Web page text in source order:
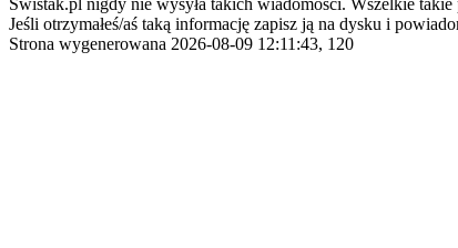
Świstak.pl nigdy nie wysyła takich wiadomości. Wszelkie takie
Jeśli otrzymałeś/aś taką informację zapisz ją na dysku i
Strona wygenerowana 2026-08-09 12:11:43, 120